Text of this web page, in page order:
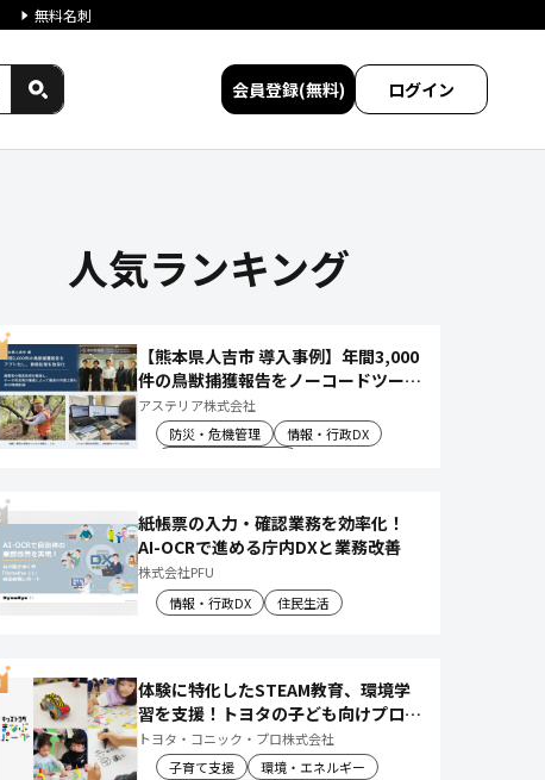
無料名刺
会員登録(無料) ログイン
人気ランキング
【熊本県人吉市 導入事例】年間3,000
件の鳥獣捕獲報告をノーコードツール
でアプリ化し、月50時間の庁内作業
を削減
アステリア株式会社
防災・危機管理
情報・行政DX
紙帳票の入力・確認業務を効率化！
AI-OCRで進める庁内DXと業務改善
株式会社PFU
情報・行政DX
住民生活
体験に特化したSTEAM教育、環境学
習を支援！トヨタの子ども向けプログ
ラムで 社会や将来について楽しく学
べる体験機会を創出
トヨタ・コニック・プロ株式会社
子育て支援
環境・エネルギー